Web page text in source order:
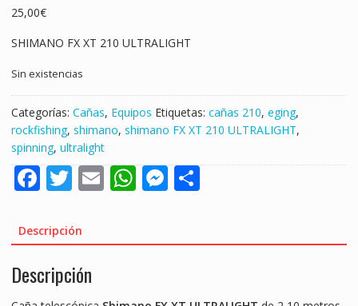
25,00€
SHIMANO FX XT 210 ULTRALIGHT
Sin existencias
Categorías: Cañas, Equipos Etiquetas: cañas 210, eging,
rockfishing, shimano, shimano FX XT 210 ULTRALIGHT,
spinning, ultralight
F
e
b
o
T
itt
er
E
l
W
s
M
e
S
e
Descripción
Descripción